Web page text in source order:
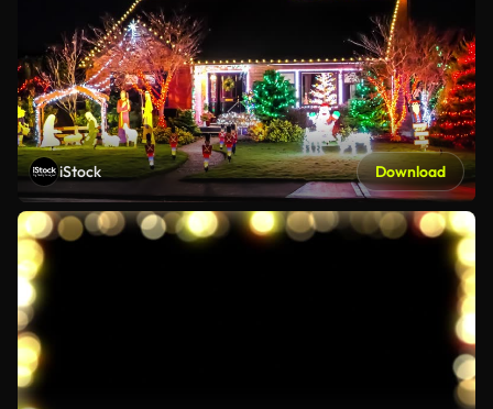
iStock Download